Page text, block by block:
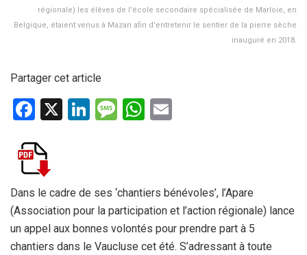
régionale) les élèves de l'école secondaire spécialisée de Marloie, en
Belgique, étaient venus à Mazan afin d'entretenir le sentier de la pierre sèche
inauguré en 2018.
Partager cet article
F
ce
b
o
o
k
X
Li
n
M
g
e
W
A
p
p
Dans le cadre de ses ‘chantiers bénévoles’, l’Apare
(Association pour la participation et l’action régionale) lance
un appel aux bonnes volontés pour prendre part à 5
chantiers dans le Vaucluse cet été. S’adressant à toute